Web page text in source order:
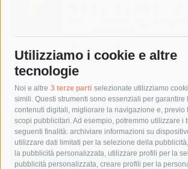
Utilizziamo i cookie e altre
tecnologie
Noi e altre 3 terze parti selezionate utilizziamo
simili. Questi strumenti sono essenziali per garantire
contenuti digitali, migliorare la navigazione e, previo
scopi pubblicitari. Ad esempio, potremmo utilizzare i
seguenti finalità: archiviare informazioni su
utilizzare dati limitati per la selezione della
la pubblicità personalizzata, utilizzare profili per la
pubblicità personalizzata, creare profili per la
Sorrento. Aggredisce
turista e le strappa il
dai carabinieri
Tag
acqua allerta meteo
anas
area marina protetta di punta campanella
Asl Napoli 3 sud
capitaneria di porto capri